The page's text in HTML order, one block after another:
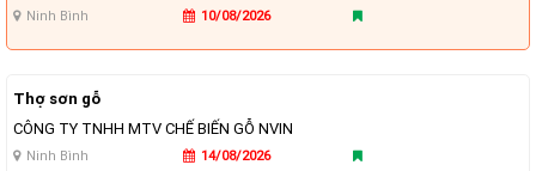
Ninh Bình 10/08/2026
Thợ sơn gỗ
CÔNG TY TNHH MTV CHẾ BIẾN GỖ NVIN
Ninh Bình 14/08/2026